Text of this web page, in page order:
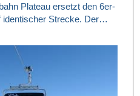
Plateau ersetzt den 6er-
identischer Strecke. Der…